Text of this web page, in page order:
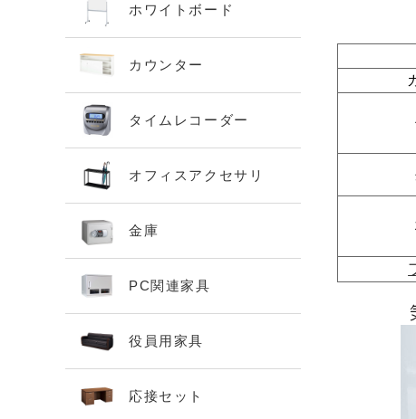
ホワイトボード
カウンター
タイムレコーダー
オフィスアクセサリ
金庫
PC関連家具
役員用家具
応接セット